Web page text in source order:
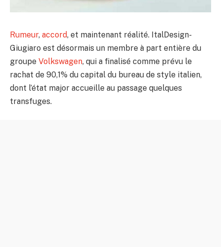
Rumeur, accord, et maintenant réalité. ItalDesign-
Giugiaro est désormais un membre à part entière du
groupe Volkswagen, qui a finalisé comme prévu le
rachat de 90,1% du capital du bureau de style italien,
dont l’état major accueille au passage quelques
transfuges.